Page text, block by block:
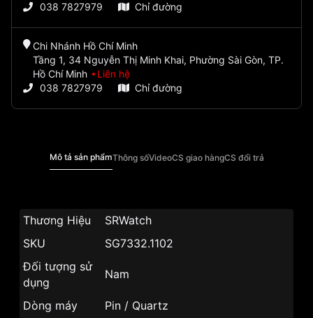
038 7827979
Chỉ đường
Chi Nhánh Hồ Chí Minh
Tầng 1, 34 Nguyễn Thị Minh Khai, Phường Sài Gòn, TP.
Hồ Chí Minh
Liên hệ
038 7827979
Chỉ đường
Mô tả sản phẩmThông sốVideoCS giao hàngCS đổi trả
Thương Hiệu
SRWatch
SKU
SG7332.1102
Đối tượng sử
dụng
Nam
Dòng máy Pin / Quartz